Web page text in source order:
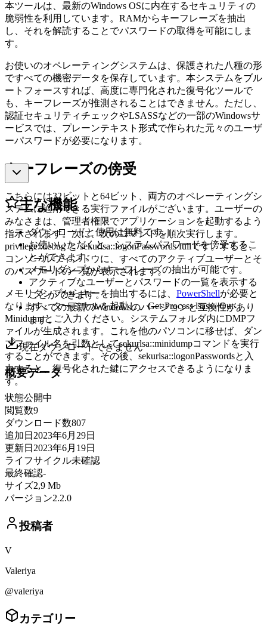
本ツールは、最新のWindows OSに内在するセキュリティの
脆弱性を利用しています。RAMからキーフレーズを抽出
し、それを解読することでパスワードの取得を可能にしま
す。
お使いのオペレーティングシステムは、保護された八種の形
ですべての機密データを保存しています。本システムをブル
ートフォースすれば、高度に専門化された復号化ツールで
も、キーフレーズが推測されることはできません。ただし、
認証セキュリティチェックやLSASSなどの一部のWindowsサ
ービスでは、プレーンテキスト形式で作られた元々のユーザ
ーパスワードが必要になります。
キーフレーズの傍受
こちらには32ビットと64ビット、両方のオペレーティングシ
ステムに適用できる実行ファイルがございます。ユーザーの
みなさまは、管理者権限でアプリケーションを起動するよう
指示されます。次に、次のコマンドを順次実行します。
privilege::debug と sekurlsa::logonPasswords fullです。すると、
コンソールウィンドウに、すべてのアクティブユーザーとそ
のパスワードの一覧が表示されます。
メモリダンプからキーを抽出するには、 PowerShellが必要と
なります。ターミナルを起動し、Get-Process lsass | Out-
Minidumpとご入力ください。システムフォルダ内にDMPフ
ァイルが生成されます。これを他のパソコンに移せば、ダン
プファイル名を引数としてsekurlsa::minidumpコマンドを実行
することができます。その後、sekurlsa::logonPasswordsと入
力すると、復号化された鍵にアクセスできるようになりま
す。
主な機能
ダウンロードと使用は無料です。
お使いいただくと、システムパスワードを傍受するこ
とができます。
メモリダンプからキーフレーズの抽出が可能です。
アクティブなユーザーとパスワードの一覧を表示する
ことができます。
すべての最新のWindowsのバージョンと互換性があり
ます。
現在ダウンロードできません
概要データ
状態公開中
閲覧数9
ダウンロード数807
追加日 2023年6月29日
更新日 2023年6月19日
ライフサイクル未確認
最終確認-
サイズ2,9 Mb
バージョン2.2.0
投稿者
V
Valeriya
@valeriya
カテゴリー